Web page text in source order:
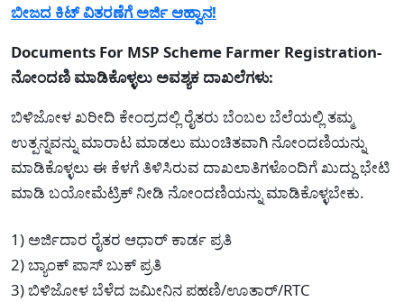
ಬೀಜದ ಕಿಟ್ ವಿತರಣೆಗೆ ಅರ್ಜಿ ಆಹ್ವಾನ!
Documents For MSP Scheme Farmer Registration-
ನೋಂದಣಿ ಮಾಡಿಕೊಳ್ಳಲು ಅವಶ್ಯಕ ದಾಖಲೆಗಳು:
ಬಿಳಿಜೋಳ ಖರೀದಿ ಕೇಂದ್ರದಲ್ಲಿ ರೈತರು ಬೆಂಬಲ ಬೆಲೆಯಲ್ಲಿ ತಮ್ಮ
ಉತ್ಪನ್ನವನ್ನು ಮಾರಾಟ ಮಾಡಲು ಮುಂಚಿತವಾಗಿ ನೋಂದಣಿಯನ್ನು
ಮಾಡಿಕೊಳ್ಳಲು ಈ ಕೆಳಗೆ ತಿಳಿಸಿರುವ ದಾಖಲಾತಿಗಳೊಂದಿಗೆ ಖುದ್ದು ಭೇಟಿ
ಮಾಡಿ ಬಯೋಮೆಟ್ರಿಕ್ ನೀಡಿ ನೋಂದಣಿಯನ್ನು ಮಾಡಿಕೊಳ್ಳಬೇಕು.
1) ಅರ್ಜಿದಾರ ರೈತರ ಆಧಾರ್ ಕಾರ್ಡ ಪ್ರತಿ
2) ಬ್ಯಾಂಕ್ ಪಾಸ್ ಬುಕ್ ಪ್ರತಿ
3) ಬಿಳಿಜೋಳ ಬೆಳೆದ ಜಮೀನಿನ ಪಹಣಿ/ಊತಾರ್/RTC